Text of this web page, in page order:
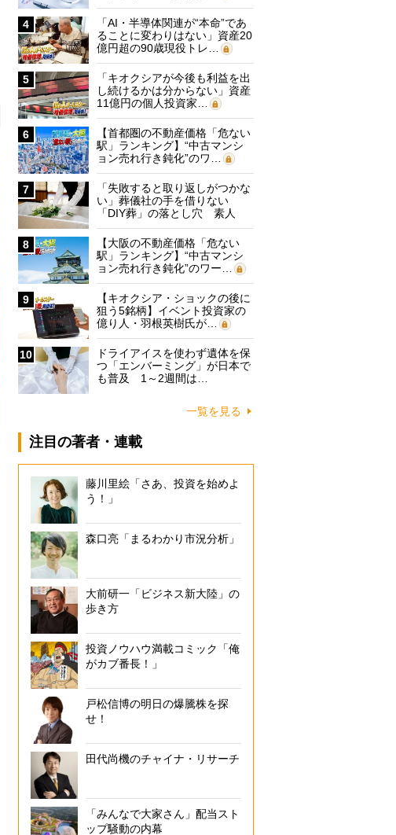
4
「AI・半導体関連が“本命”であ
ることに変わりはない」資産20
億円超の90歳現役トレ…
5
「キオクシアが今後も利益を出
し続けるかは分からない」資産
11億円の個人投資家…
6
【首都圏の不動産価格「危ない
駅」ランキング】“中古マンシ
ョン売れ行き鈍化”のワ…
7
「失敗すると取り返しがつかな
い」葬儀社の手を借りない
「DIY葬」の落とし穴 素人
に…
8
【大阪の不動産価格「危ない
駅」ランキング】“中古マンシ
ョン売れ行き鈍化”のワー…
9
【キオクシア・ショックの後に
狙う5銘柄】イベント投資家の
億り人・羽根英樹氏が…
10
ドライアイスを使わず遺体を保
つ「エンバーミング」が日本で
も普及 1～2週間は…
一覧を見る
注目の著者・連載
藤川里絵「さあ、投資を始めよ
う！」
森口亮「まるわかり市況分析」
大前研一「ビジネス新大陸」の
歩き方
投資ノウハウ満載コミック「俺
がカブ番長！」
戸松信博の明日の爆騰株を探
せ！
田代尚機のチャイナ・リサーチ
「みんなで大家さん」配当スト
ップ騒動の内幕